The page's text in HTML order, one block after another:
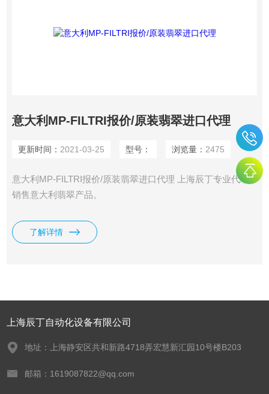
意大利MP-FILTRI报价/原装翡翠进口代理
更新时间： 2021-03-25 型号： 浏览量： 2475
意大利MP-FILTRI报价/原装翡翠进口代理 上海辰丁专业代理
销售意大利翡翠产品。
了解详情
上海辰丁自动化设备有限公司
地址：上海静安区共和新路4718弄宏慧新汇园10号楼B203
邮箱：1619087822@qq.com